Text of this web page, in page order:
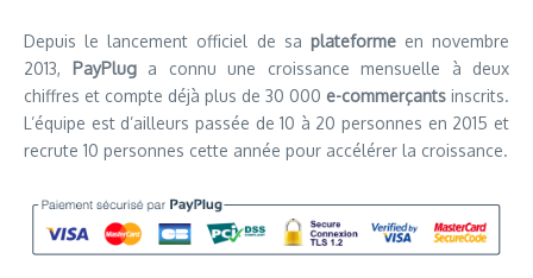
Depuis le lancement officiel de sa plateformeen novembre
2013, PayPluga connu une croissance mensuelle à deux
chiffres et compte déjà plus de 30 000 e-commerçants inscrits.
L’équipe est d’ailleurs passée de 10 à 20 personnes en 2015 et
recrute 10 personnes cette année pour accélérer la croissance.